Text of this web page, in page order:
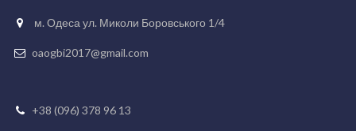
 м. Одеса ул. Миколи Боровського 1/4
 oaogbi2017@gmail.com
 +38 (096) 378 96 13